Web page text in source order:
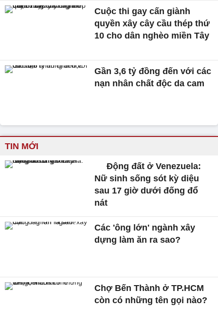
Cuộc thi gay cấn giành
quyền xây cây cầu thép thứ
10 cho dân nghèo miền Tây
Gần 3,6 tỷ đồng đến với các
nạn nhân chất độc da cam
TIN MỚI
Động đất ở Venezuela:
Nữ sinh sống sót kỳ diệu
sau 17 giờ dưới đống đổ
nát
Các 'ông lớn' ngành xây
dựng làm ăn ra sao?
Chợ Bến Thành ở TP.HCM
còn có những tên gọi nào?